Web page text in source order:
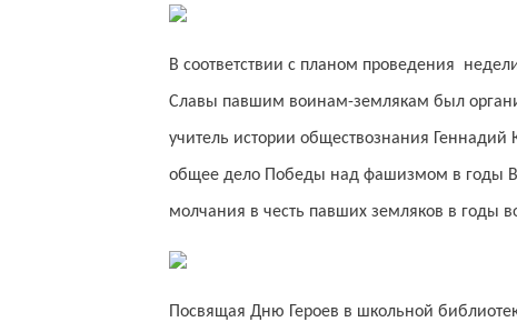
В соответствии с планом проведения
Славы павшим воинам-землякам был
учитель истории обществознания Геннадий
общее дело Победы над фашизмом в годы
молчания в честь павших земляков в годы
Посвящая Дню Героев в школьной